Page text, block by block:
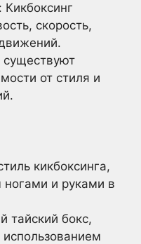
Кикбоксинг
скорость,
существуют
от стиля и
кикбоксинга,
ногами и руками в
тайский бокс,
использованием